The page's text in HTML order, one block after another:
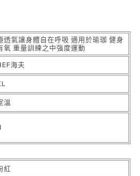
透氣讓身體自在呼吸 適用於瑜珈 健身
氧 重量訓練之中強度運動
海夫
溫
紅